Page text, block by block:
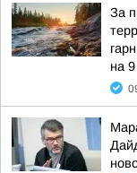
За
на